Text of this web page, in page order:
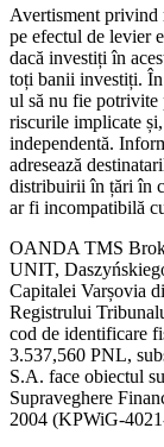
Avertisment privind
pe efectul de levier
dacă investiți în
toți banii investiți.
ul să nu fie potrivite
riscurile implicate
independentă.
adresează
distribuirii în țări în
ar fi incompatibilă
OANDA TMS
UNIT,
Capitalei Varșovia
Registrului
cod de identificare
3.537,560 PNL,
S.A. face obiectul
Supraveghere
2004 (KPWiG-